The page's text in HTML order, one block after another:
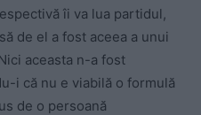
îi va lua partidul,
de el a fost aceea a unui
aceasta n-a fost
i că nu e viabilă o formulă
de o persoană